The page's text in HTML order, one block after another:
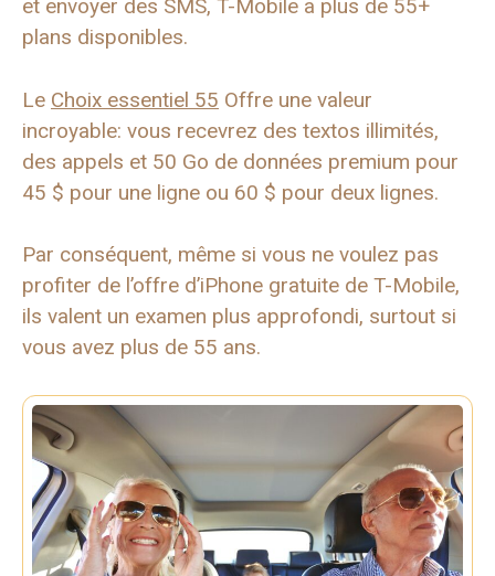
et envoyer des SMS, T-Mobile a plus de 55+
plans disponibles.
Le Choix essentiel 55 Offre une valeur
incroyable: vous recevrez des textos illimités,
des appels et 50 Go de données premium pour
45 $ pour une ligne ou 60 $ pour deux lignes.
Par conséquent, même si vous ne voulez pas
profiter de l’offre d’iPhone gratuite de T-Mobile,
ils valent un examen plus approfondi, surtout si
vous avez plus de 55 ans.